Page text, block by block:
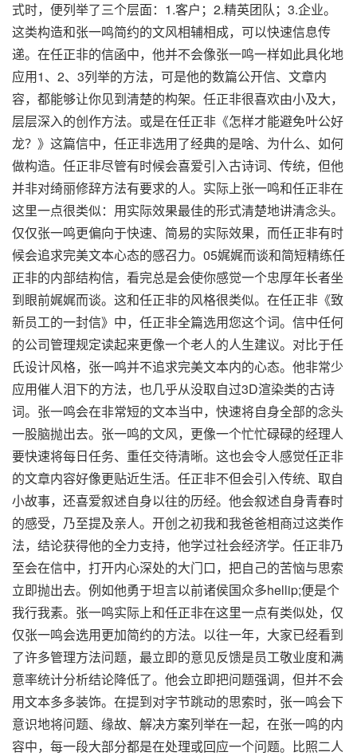
式时，便列举了三个层面：1.客户；2.精英团队；3.企业。
这类构造和张一鸣简约的文风相辅相成，可以快速信息传
递。在任正非的信函中，他并不会像张一鸣一样如此具化地
应用1、2、3列举的方法，可是他的数篇公开信、文章内
容，都能够让你见到清楚的构架。任正非很喜欢由小及大，
层层深入的创作方法。或是在任正非《怎样才能避免叶公好
龙？》这篇信中，任正非选用了经典的是啥、为什么、如何
做构造。任正非尽管有时候会喜爱引入古诗词、传统，但他
并非对绮丽修辞方法有要求的人。实际上张一鸣和任正非在
这里一点很类似：用实际效果最佳的形式清楚地讲清念头。
仅仅张一鸣更偏向于快速、简易的实际效果，而任正非有时
候会追求完美文本心态的感召力。05娓娓而谈和简短精练任
正非的内部结构信，看完总是会使你感觉一个忠厚年长者坐
到眼前娓娓而谈。这和任正非的风格很类似。在任正非《致
新员工的一封信》中，任正非全篇选用您这个词。信中任何
的公司管理规定读起来更像一个老人的人生建议。对比于任
氏设计风格，张一鸣并不追求完美文本内的心态。他非常少
应用催人泪下的方法，也几乎从没取自过3D渲染类的古诗
词。张一鸣会在非常短的文本当中，快速将自身全部的念头
一股脑抛出去。张一鸣的文风，更像一个忙忙碌碌的经理人
要快速将每日任务、重任交待清晰。这也会令人感觉任正非
的文章内容好像更贴近生活。任正非不但会引入传统、取自
小故事，还喜爱叙述自身以往的历经。他会叙述自身青春时
的感受，乃至提及亲人。开创之初我和我爸爸相商过这类作
法，结论获得他的全力支持，他学过社会经济学。任正非乃
至会在信中，打开内心深处的大门口，把自己的苦恼与思索
立即抛出去。例如他勇于坦言以前诸侯国众多hellip;便是个
我行我素。张一鸣实际上和任正非在这里一点有类似处，仅
仅张一鸣会选用更加简约的方法。以往一年，大家已经看到
了许多管理方法问题，最立即的意见反馈是员工敬业度和满
意率统计分析结论降低了。他会立即把问题强调，但并不会
用文本多多装饰。在提到对字节跳动的思索时，张一鸣会下
意识地将问题、缘故、解决方案列举在一起，在张一鸣的内
容中，每一段大部分都是在处理或回应一个问题。比照二人